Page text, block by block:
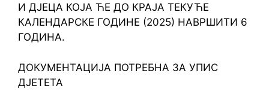
И ДЈЕЦА КОЈА ЋЕ ДО КРАЈА ТЕКУЋЕ
КАЛЕНДАРСКЕ ГОДИНЕ (2025) НАВРШИТИ 6
ГОДИНА.
ДОКУМЕНТАЦИЈА ПОТРЕБНА ЗА УПИС
ДЈЕТЕТА